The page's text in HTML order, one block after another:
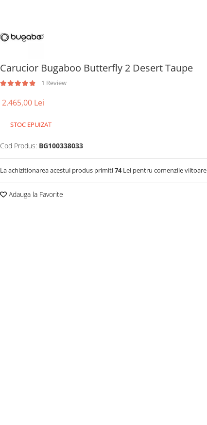
Carucior Bugaboo Butterfly 2 Desert Taupe
1 Review
2.465,00 Lei
STOC EPUIZAT
Cod Produs: BG100338033
La achizitionarea acestui produs primiti74Lei pentru comenzile viitoare
Adauga la Favorite